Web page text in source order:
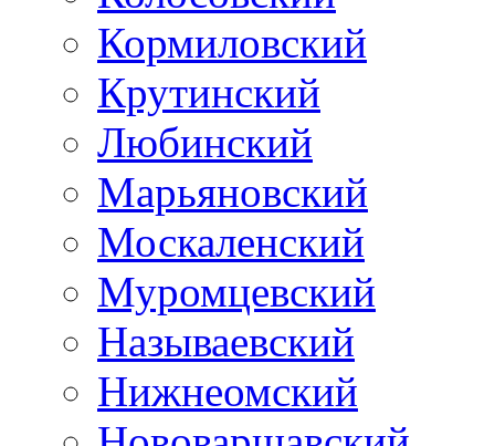
Кормиловский
Крутинский
Любинский
Марьяновский
Москаленский
Муромцевский
Называевский
Нижнеомский